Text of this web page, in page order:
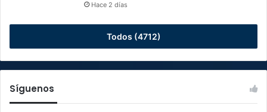
Hace 2 días
Todos (4712)
Síguenos